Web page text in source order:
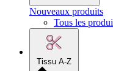
Nouveaux produits
Tous les
Tissu A-Z